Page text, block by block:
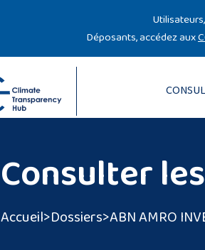
Consulter
Accueil>Dossiers>ABN AMRO
Déposants, accédez aux